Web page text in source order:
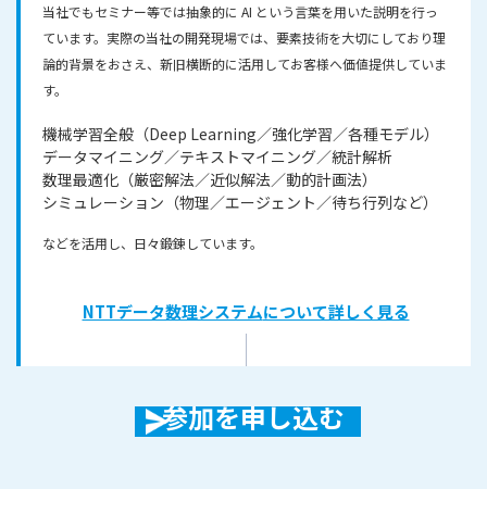
当社でもセミナー等では抽象的に AI という言葉を用いた説明を行っ
ています。実際の当社の開発現場では、要素技術を大切にしており理
論的背景をおさえ、新旧横断的に活用してお客様へ価値提供していま
す。
機械学習全般（Deep Learning／強化学習／各種モデル）
データマイニング／テキストマイニング／統計解析
数理最適化（厳密解法／近似解法／動的計画法）
シミュレーション（物理／エージェント／待ち行列など）
などを活用し、日々鍛錬しています。
NTTデータ数理システムについて詳しく見る
参加を申し込む